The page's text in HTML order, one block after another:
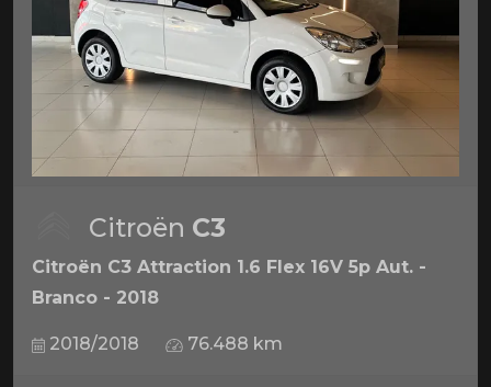
Citroën C3
Citroën C3 Attraction 1.6 Flex 16V 5p Aut. -
Branco - 2018
2018/2018 76.488 km